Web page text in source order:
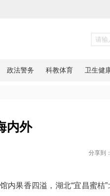
大单 香飘海内